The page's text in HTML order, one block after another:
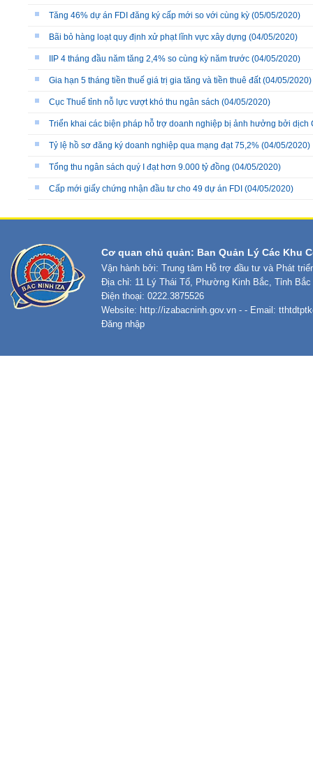
Tăng 46% dự án FDI đăng ký cấp mới so với cùng kỳ (05/05/2020)
Bãi bỏ hàng loạt quy định xử phạt lĩnh vực xây dựng (04/05/2020)
IIP 4 tháng đầu năm tăng 2,4% so cùng kỳ năm trước (04/05/2020)
Gia hạn 5 tháng tiền thuế giá trị gia tăng và tiền thuê đất(04/05/2020)
Cục Thuế tỉnh nỗ lực vượt khó thu ngân sách (04/05/2020)
Triển khai các biện pháp hỗ trợ doanh nghiệp bị ảnh hưởng bởi dịch
Tỷ lệ hồ sơ đăng ký doanh nghiệp qua mạng đạt 75,2% (04/05/2020)
Tổng thu ngân sách quý I đạt hơn 9.000 tỷ đồng (04/05/2020)
Cấp mới giấy chứng nhận đầu tư cho 49 dự án FDI (04/05/2020)
Cơ quan chủ quản: Ban Quản Lý Các Khu
Vận hành bởi: Trung tâm Hỗ trợ đầu tư và Phát
Địa chỉ: 11 Lý Thái Tổ, Phường Kinh Bắc, Tỉnh Bắc
Điện thoại: 0222.3875526
Website: http://izabacninh.gov.vn - - Email:
Đăng nhập